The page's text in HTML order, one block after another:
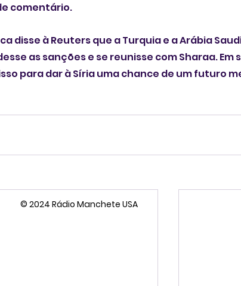
comentário.
disse à Reuters que a Turquia e a Arábia
as sanções e se reunisse com Sharaa. Em
para dar à Síria uma chance de um futuro
© 2024 Rádio Manchete USA